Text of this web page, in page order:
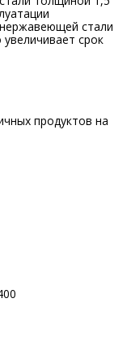
стали
срок
продуктов на